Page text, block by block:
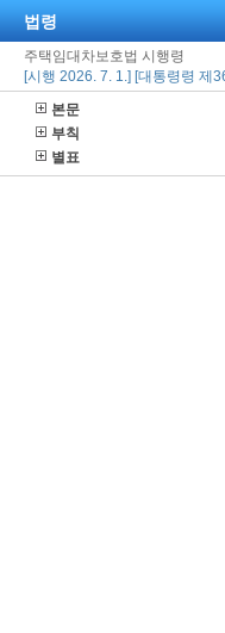
법령
주택임대차보호법 시행령
[시행 2026. 7. 1.] [대통령령 제
본문
부칙
별표